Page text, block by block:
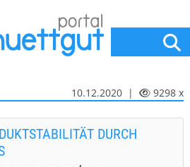
10.12.2020 | 9298 x
DURCH